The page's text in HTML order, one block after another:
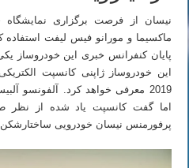
نیسان از فرصت برگزاری
ماکسیما و مورانو فیس لیفت استفاده
پایان کنفرانس خبری این خودروساز
این خودروساز ژاپنی کانسپت
2019 معرفی خواهد کرد. آلفونسو
اما گفت کانسپت یاد شده از نظر
پرفورمنس نیسان خودرویی ساختارشکن